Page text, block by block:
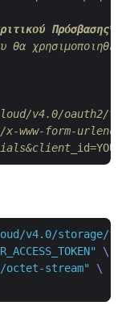
Πρόσβασης**
θα
v4.0/oauth2/
x-www-form-
id=YOUR
v4.0/storage/
octet-stream"